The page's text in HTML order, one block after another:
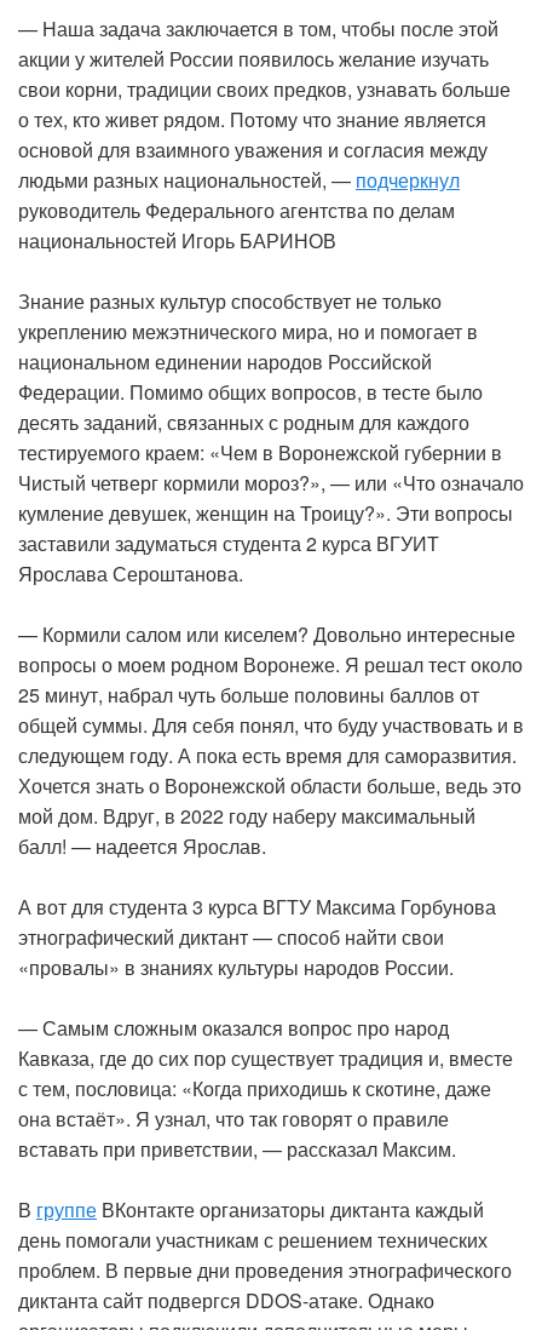
— Наша задача заключается в том, чтобы после этой
акции у жителей России появилось желание изучать
свои корни, традиции своих предков, узнавать больше
о тех, кто живет рядом. Потому что знание является
основой для взаимного уважения и согласия между
людьми разных национальностей, — подчеркнул
руководитель Федерального агентства по делам
национальностей Игорь БАРИНОВ
Знание разных культур способствует не только
укреплению межэтнического мира, но и помогает в
национальном единении народов Российской
Федерации. Помимо общих вопросов, в тесте было
десять заданий, связанных с родным для каждого
тестируемого краем: «Чем в Воронежской губернии в
Чистый четверг кормили мороз?», — или «Что означало
кумление девушек, женщин на Троицу?». Эти вопросы
заставили задуматься студента 2 курса ВГУИТ
Ярослава Сероштанова.
— Кормили салом или киселем? Довольно интересные
вопросы о моем родном Воронеже. Я решал тест около
25 минут, набрал чуть больше половины баллов от
общей суммы. Для себя понял, что буду участвовать и в
следующем году. А пока есть время для саморазвития.
Хочется знать о Воронежской области больше, ведь это
мой дом. Вдруг, в 2022 году наберу максимальный
балл! — надеется Ярослав.
А вот для студента 3 курса ВГТУ Максима Горбунова
этнографический диктант — способ найти свои
«провалы» в знаниях культуры народов России.
— Самым сложным оказался вопрос про народ
Кавказа, где до сих пор существует традиция и, вместе
с тем, пословица: «Когда приходишь к скотине, даже
она встаёт». Я узнал, что так говорят о правиле
вставать при приветствии, — рассказал Максим.
В группе ВКонтакте организаторы диктанта каждый
день помогали участникам с решением технических
проблем. В первые дни проведения этнографического
диктанта сайт подвергся DDOS-атаке. Однако